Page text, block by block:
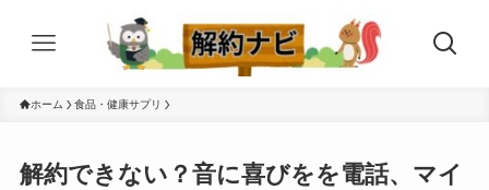
ホーム 食品・健康サプリ
解約できない？音に喜びをを電話、マイ